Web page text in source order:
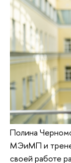
Полина
МЭиМП и
своей работе